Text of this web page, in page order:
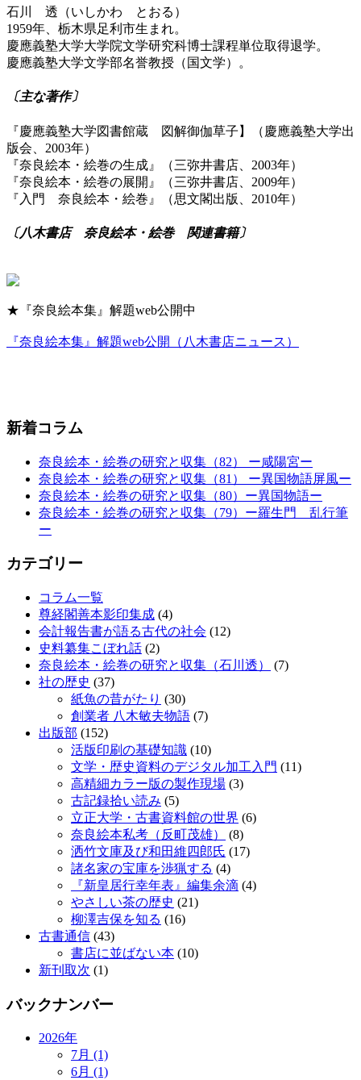
石川 透（いしかわ とおる）
1959年、栃木県足利市生まれ。
慶應義塾大学大学院文学研究科博士課程単位取得退学。
慶應義塾大学文学部名誉教授（国文学）。
〔主な著作〕
『慶應義塾大学図書館蔵 図解御伽草子】（慶應義塾大学出
版会、2003年）
『奈良絵本・絵巻の生成』（三弥井書店、2003年）
『奈良絵本・絵巻の展開』（三弥井書店、2009年）
『入門 奈良絵本・絵巻』（思文閣出版、2010年）
〔八木書店 奈良絵本・絵巻 関連書籍〕
★『奈良絵本集』解題web公開中
『奈良絵本集』解題web公開（八木書店ニュース）
新着コラム
奈良絵本・絵巻の研究と収集（82） ー咸陽宮ー
奈良絵本・絵巻の研究と収集（81） ー異国物語屏風ー
奈良絵本・絵巻の研究と収集（80）ー異国物語ー
奈良絵本・絵巻の研究と収集（79）ー羅生門 乱行筆
ー
カテゴリー
コラム一覧
尊経閣善本影印集成 (4)
会計報告書が語る古代の社会 (12)
史料纂集こぼれ話 (2)
奈良絵本・絵巻の研究と収集（石川透）
(7)
社の歴史 (37)
紙魚の昔がたり (30)
創業者 八木敏夫物語 (7)
出版部 (152)
活版印刷の基礎知識 (10)
文学・歴史資料のデジタル加工入門 (11)
高精細カラー版の製作現場 (3)
古記録拾い読み (5)
立正大学・古書資料館の世界 (6)
奈良絵本私考（反町茂雄）
(8)
洒竹文庫及び和田維四郎氏 (17)
諸名家の宝庫を渉猟する (4)
『新皇居行幸年表』編集余滴 (4)
やさしい茶の歴史 (21)
柳澤吉保を知る (16)
古書通信 (43)
書店に並ばない本 (10)
新刊取次 (1)
バックナンバー
2026年
7月 (1)
6月 (1)